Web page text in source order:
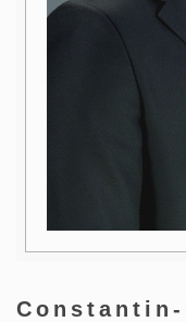
Constantin-